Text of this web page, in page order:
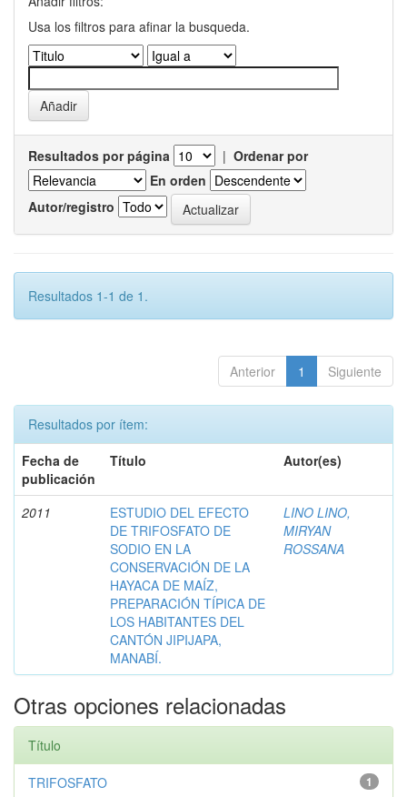
Usa los filtros para afinar la busqueda.
Resultados por página | Ordenar por
En orden
Autor/registro
Resultados 1-1 de 1.
Anterior 1 Siguiente
Resultados por ítem:
Fecha de
publicación
Título Autor(es)
2011
ESTUDIO DEL EFECTO
DE TRIFOSFATO DE
SODIO EN LA
CONSERVACIÓN DE LA
HAYACA DE MAÍZ,
PREPARACIÓN TÍPICA DE
LOS HABITANTES DEL
CANTÓN JIPIJAPA,
MANABÍ.
LINO LINO,
MIRYAN
ROSSANA
Otras opciones relacionadas
Título
1
TRIFOSFATO